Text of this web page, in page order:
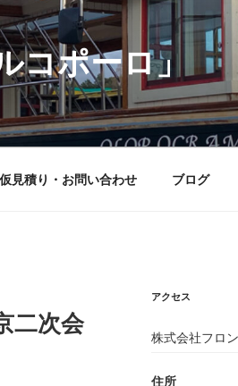
コポーロ」
仮見積り・お問い合わせ ブログ
二次会
アクセス
株式会社フロ
住所